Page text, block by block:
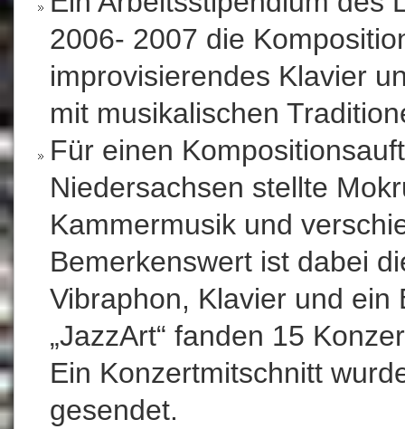
2006- 2007 die
improvisierendes Klavier
mit musikalischen
Für einen
Niedersachsen stellte
Kammermusik und
Bemerkenswert ist dabei
Vibraphon, Klavier und ein
„JazzArt“ fanden 15
Ein Konzertmitschnitt
gesendet.